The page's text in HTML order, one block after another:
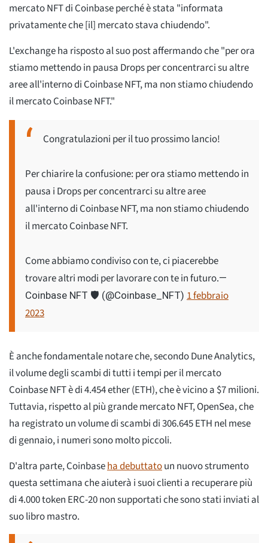
mercato NFT di Coinbase perché è stata "informata
privatamente che [il] mercato stava chiudendo".
L'exchange ha risposto al suo post affermando che "per ora
stiamo mettendo in pausa Drops per concentrarci su altre
aree all'interno di Coinbase NFT, ma non stiamo chiudendo
il mercato Coinbase NFT."
Congratulazioni per il tuo prossimo lancio!
Per chiarire la confusione: per ora stiamo mettendo in
pausa i Drops per concentrarci su altre aree
all'interno di Coinbase NFT, ma non stiamo chiudendo
il mercato Coinbase NFT.
Come abbiamo condiviso con te, ci piacerebbe
trovare altri modi per lavorare con te in futuro.—
Coinbase NFT 🛡️ (@Coinbase_NFT) 1 febbraio
2023
È anche fondamentale notare che, secondo Dune Analytics,
il volume degli scambi di tutti i tempi per il mercato
Coinbase NFT è di 4.454 ether (ETH), che è vicino a $7 milioni.
Tuttavia, rispetto al più grande mercato NFT, OpenSea, che
ha registrato un volume di scambi di 306.645 ETH nel mese
di gennaio, i numeri sono molto piccoli.
D'altra parte, Coinbaseha debuttatoun nuovo strumento
questa settimana che aiuterà i suoi clienti a recuperare più
di 4.000 token ERC-20 non supportati che sono stati inviati al
suo libro mastro.